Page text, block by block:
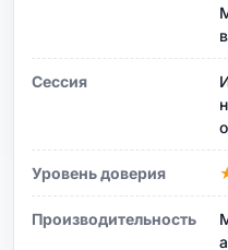
Сессия
Уровень доверия
Производительность